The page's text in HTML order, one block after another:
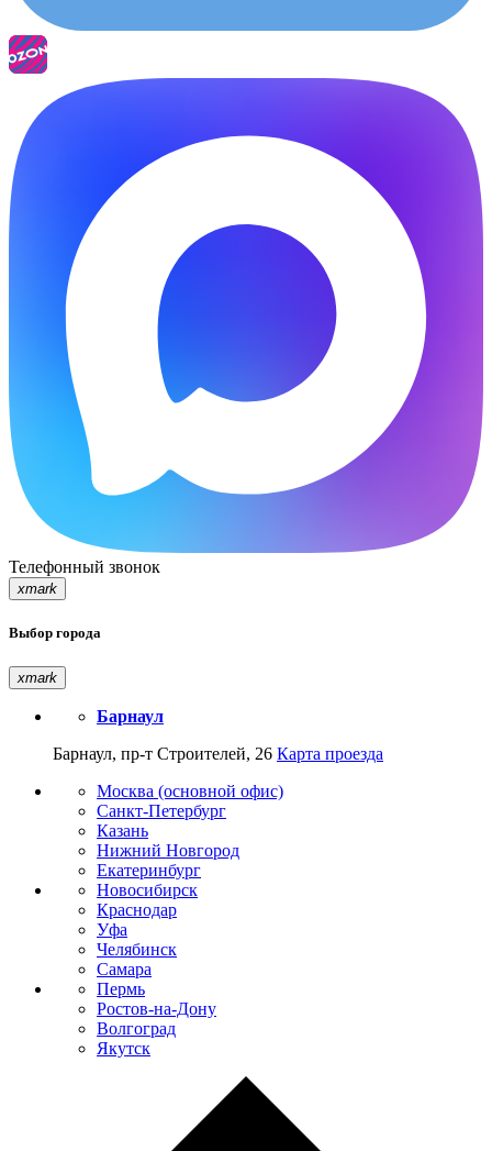
Телефонный звонок
xmark
Выбор города
xmark
Барнаул
Барнаул, пр-т Строителей, 26 Карта проезда
Москва (основной офис)
Санкт-Петербург
Казань
Нижний Новгород
Екатеринбург
Новосибирск
Краснодар
Уфа
Челябинск
Самара
Пермь
Ростов-на-Дону
Волгоград
Якутск